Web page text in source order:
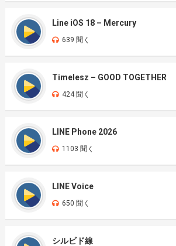
Line iOS 18 – Mercury
639 聞く
Timelesz – GOOD TOGETHER
424 聞く
LINE Phone 2026
1103 聞く
LINE Voice
650 聞く
シルビド線